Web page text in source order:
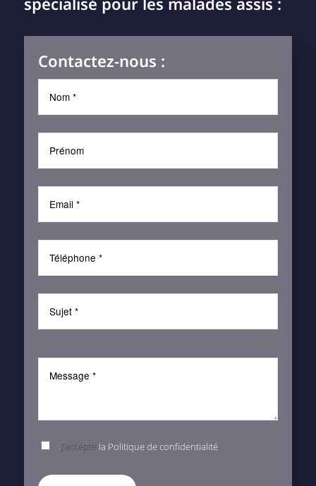
Contactez-nous :
J’accepte la Politique de confidentialité